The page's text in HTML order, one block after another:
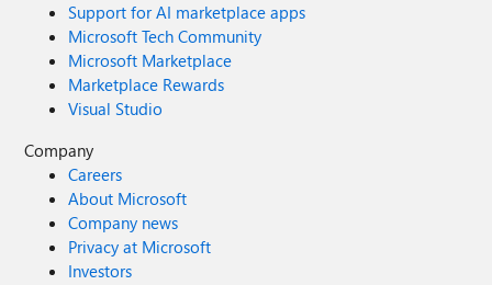
Support for AI marketplace apps
Microsoft Tech Community
Microsoft Marketplace
Marketplace Rewards
Visual Studio
Company
Careers
About Microsoft
Company news
Privacy at Microsoft
Investors